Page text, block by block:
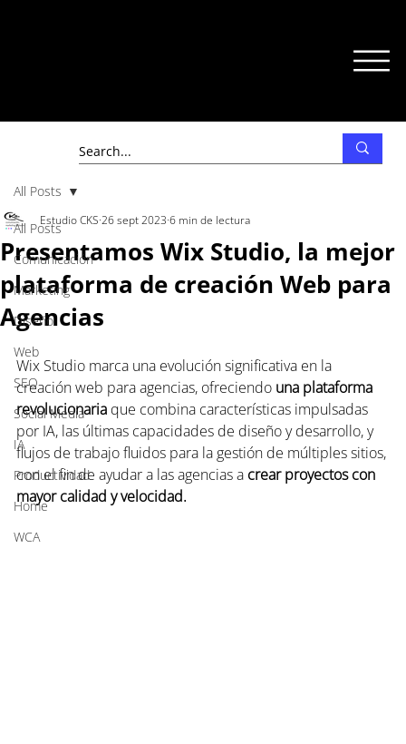
All Posts
Comunicación
Marketing
Diseño
Web
SEO
Social Media
IA
Productividad
Home
WCA
All Posts
Presentamos Wix Studio, la mejor
plataforma de creación Web para
Agencias
Estudio CKS 26 sept 2023 6 min de lectura
Wix Studio marca una evolución significativa en la
creación web para agencias, ofreciendo una plataforma
revolucionaria que combina características impulsadas
por IA, las últimas capacidades de diseño y desarrollo, y
flujos de trabajo fluidos para la gestión de múltiples sitios,
con el fin de ayudar a las agencias a crear proyectos con
mayor calidad y velocidad.